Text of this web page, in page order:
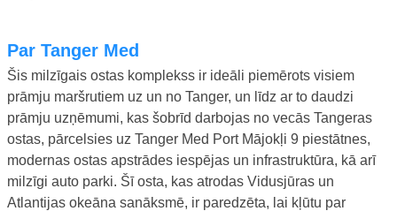
Par Tanger Med
Šis milzīgais ostas komplekss ir ideāli piemērots visiem
prāmju maršrutiem uz un no Tanger, un līdz ar to daudzi
prāmju uzņēmumi, kas šobrīd darbojas no vecās Tangeras
ostas, pārcelsies uz Tanger Med Port Mājokļi 9 piestātnes,
modernas ostas apstrādes iespējas un infrastruktūra, kā arī
milzīgi auto parki. Šī osta, kas atrodas Vidusjūras un
Atlantijas okeāna sanāksmē, ir paredzēta, lai kļūtu par